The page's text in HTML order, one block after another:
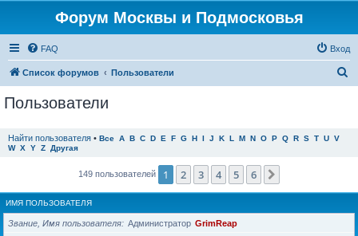
Форум Москвы и Подмосковья
FAQ Вход
Список форумов Пользователи
Пользователи
Найти пользователя • Все A B C D E F G H I J K L M N O P Q R S T U V
W X Y Z Другая
149 пользователей 1 2 3 4 5 6
ИМЯ ПОЛЬЗОВАТЕЛЯ
Звание, Имя пользователя Администратор GrimReap